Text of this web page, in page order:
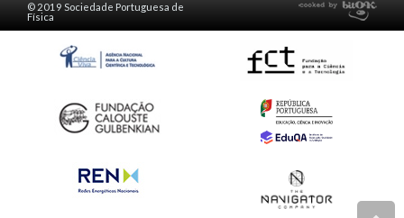
© 2019 Sociedade Portuguesa de
Física